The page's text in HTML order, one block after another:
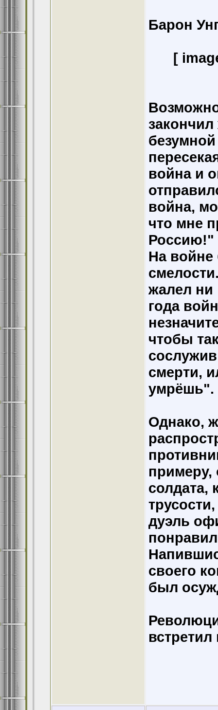
Барон
[
война и
война,
что мне
Россию!"
На войне
жалел ни
года
чтобы
смерти,
умрёшь".
Однако,
примеру,
солдата,
дуэль
своего
был